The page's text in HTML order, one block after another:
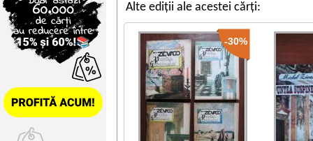
Alte ediții ale acestei cărți:
-30%